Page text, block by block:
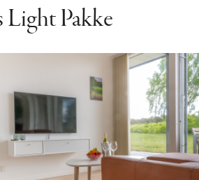
Light Pakke